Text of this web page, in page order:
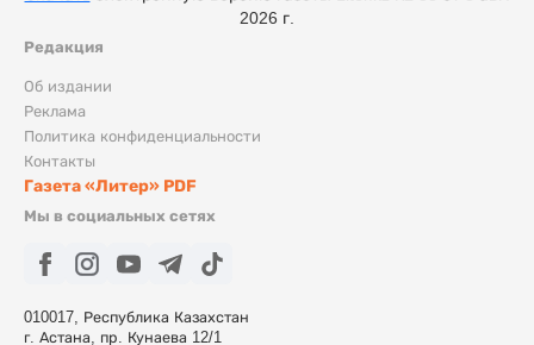
Редакция
Об издании
Реклама
Политика конфиденциальности
Контакты
Газета «Литер» PDF
Мы в социальных сетях
010017, Республика Казахстан
г. Астана, пр. Кунаева 12/1
2026 г.